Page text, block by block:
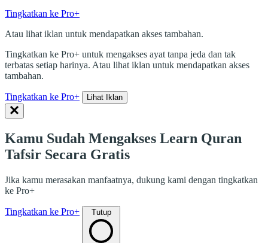
Tingkatkan ke Pro+
Atau lihat iklan untuk mendapatkan akses tambahan.
Tingkatkan ke Pro+ untuk mengakses ayat tanpa jeda dan tak
terbatas setiap harinya. Atau lihat iklan untuk mendapatkan akses
tambahan.
Tingkatkan ke Pro+ Lihat Iklan
Kamu Sudah Mengakses Learn Quran
Tafsir Secara Gratis
Jika kamu merasakan manfaatnya, dukung kami dengan tingkatkan
ke Pro+
Tingkatkan ke Pro+ Tutup